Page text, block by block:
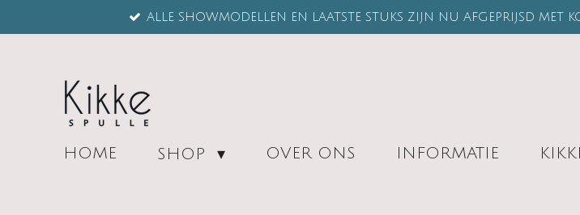
hoofdinhoud
ALLE SHOWMODELLEN EN LAATSTE STUKS ZIJN NU AFGEPRIJSD MET
HOME SHOP OVER ONS INFORMATIE